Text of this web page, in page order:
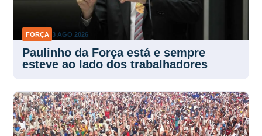
FORÇA 3 AGO 2026
Paulinho da Força está e sempre
esteve ao lado dos trabalhadores